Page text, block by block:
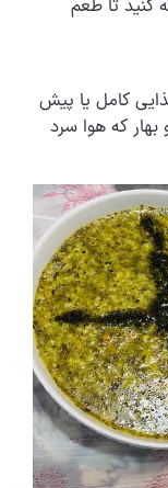
کنید تا طعم
کامل یا پیش
که هوا سرد